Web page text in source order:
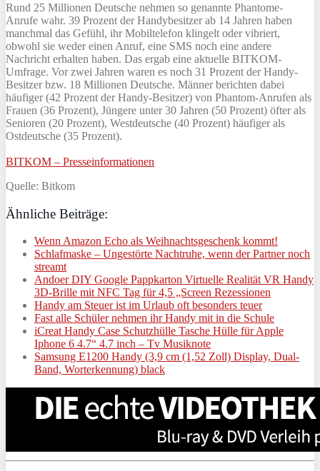
Rund 25 Millionen Deutsche nehmen so genannte Phantome-
Anrufe wahr. 39 Prozent der Handybesitzer ab 14 Jahren haben
manchmal das Gefühl, ihr Mobiltelefon klingelt oder vibriert,
obwohl sie weder einen Anruf, eine SMS noch eine andere
Nachricht erhalten haben. Das ergab eine aktuelle BITKOM-
Umfrage. Vor zwei Jahren waren es noch 31 Prozent der Handy-
Besitzer bzw. 18 Millionen Deutsche. Männer berichten dabei
häufiger (42 Prozent der Handy-Besitzer) von Phantom-Anrufen als
Frauen (36 Prozent), Jüngere unter 30 Jahren (50 Prozent) öfter als
Senioren (20 Prozent), Westdeutsche (40 Prozent) häufiger als
Ostdeutsche (35 Prozent).
BITKOM – Presseinformationen
Quelle: Bitkom
Ähnliche Beiträge:
Wenn Amazon Echo als Weihnachtsgeschenk kommt!
Schlafmaske – Ungestörte Nachtruhe, wenn der Partner noch
streamt
Andoer DIY Google Pappkarton Virtuelle Realität VR Handy
3D-Brille mit NFC Tag für 4,5 „Screen Rezessionen
Handy am Steuer ist im Urlaub oft besonders teuer
Fast alle Schüler nehmen ihr Handy mit in die Schule
iCreat Handy Case Schutzhülle Tasche Hülle für Apple
Iphone 6 4.7“ 4.7 inch – Tv Musiknote
Samsung E1200 Handy (3,9 cm (1,52 Zoll) Display, Dual-
Band, Worterkennung) black